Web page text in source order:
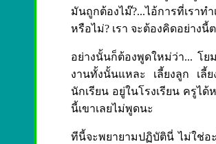
มันถูกต้องไม๊?...ไอ้การที่เรา
หรือไม่? เรา จะต้องคิดอย่าง
อย่างนั้นก็ต้องพูดใหม่ว่า... โ
งานทั้งนั้นแหละ เลี้ยงลูก เลี้
นักเรียน อยู่ในโรงเรียน ครูไ
นี้เขาเลยไม่พูดนะ
ทีนี้จะพยายามปฏิบัตินี่ ไม่ใช่อะ